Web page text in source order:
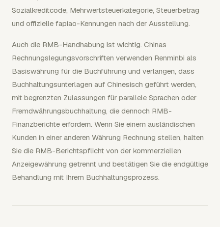
Sozialkreditcode, Mehrwertsteuerkategorie, Steuerbetrag
und offizielle fapiao-Kennungen nach der Ausstellung.
Auch die RMB-Handhabung ist wichtig. Chinas
Rechnungslegungsvorschriften verwenden Renminbi als
Basiswährung für die Buchführung und verlangen, dass
Buchhaltungsunterlagen auf Chinesisch geführt werden,
mit begrenzten Zulassungen für parallele Sprachen oder
Fremdwährungsbuchhaltung, die dennoch RMB-
Finanzberichte erfordern. Wenn Sie einem ausländischen
Kunden in einer anderen Währung Rechnung stellen, halten
Sie die RMB-Berichtspflicht von der kommerziellen
Anzeigewährung getrennt und bestätigen Sie die endgültige
Behandlung mit Ihrem Buchhaltungsprozess.